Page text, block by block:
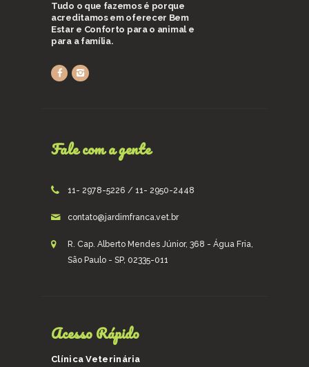
Tudo o que fazemos é porque
acreditamos em oferecer Bem
Estar e Conforto para o animal e
para a família.
Fale com a gente
11- 2978-5226 / 11- 2950-2448
contato@jardimfranca.vet.br
R. Cap. Alberto Mendes Júnior, 368 - Água Fria,
São Paulo - SP, 02335-011
Acesso Rápido
Clínica Veterinária